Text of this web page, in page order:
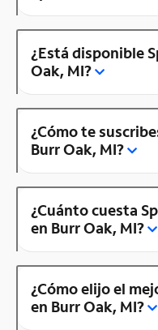
¿Está disponible
Oak, MI?
¿Cómo te
Burr Oak, MI?
¿Cuánto cuesta
en Burr Oak, MI?
¿Cómo elijo el
en Burr Oak, MI?